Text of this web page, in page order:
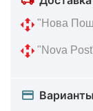
"Нова
"Nova